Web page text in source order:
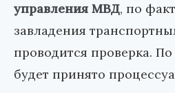
управления МВД, по
завладения
проводится проверка. По
будет принято